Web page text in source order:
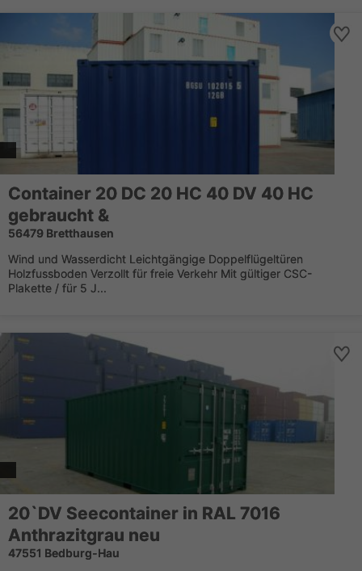
Container 20 DC 20 HC 40 DV 40 HC
gebraucht &
56479 Bretthausen
Wind und Wasserdicht Leichtgängige Doppelflügeltüren
Holzfussboden Verzollt für freie Verkehr Mit gültiger CSC-
Plakette / für 5 J...
20`DV Seecontainer in RAL 7016
Anthrazitgrau neu
47551 Bedburg-Hau